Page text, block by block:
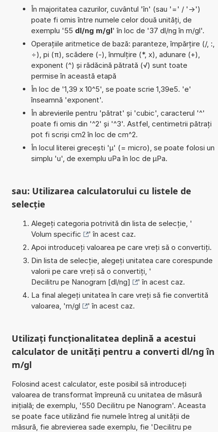
În majoritatea cazurilor, cuvântul 'în' (sau '=' / '->')
poate fi omis între numele celor două unități, de
exemplu '55 dl/ng m/gl' în loc de '37 dl/ng în m/gl'.
Operațiile aritmetice de bază: paranteze, împărțire (/, :,
÷), pi (π), scădere (-), înmulțire (*, x), adunare (+),
exponent (^) și rădăcină pătrată (√) sunt toate
permise în această etapă
În loc de '1,39 x 10^5', se poate scrie 1,39e5. 'e'
înseamnă 'exponent'.
În abrevierile pentru 'pătrat' și 'cubic', caracterul '^'
poate fi omis din '^2' și '^3'. Astfel, centimetrii pătrați
pot fi scriși cm2 în loc de cm^2.
În locul literei grecești 'µ' (= micro), se poate folosi un
simplu 'u', de exemplu uPa în loc de µPa.
sau: Utilizarea calculatorului cu listele de
selecție
Alegeți categoria potrivită din lista de selecție, '
Volum specific
' în acest caz.
Apoi introduceți valoarea pe care vreți să o convertiți.
Din lista de selecție, alegeți unitatea care corespunde
valorii pe care vreți să o convertiți, '
Decilitru pe Nanogram [dl/ng]
' în acest caz.
La final alegeți unitatea în care vreți să fie convertită
valoarea, 'm/gl ' în acest caz.
Utilizați funcționalitatea deplină a acestui
calculator de unități pentru a converti dl/ng în
m/gl
Folosind acest calculator, este posibil să introduceți
valoarea de transformat împreună cu unitatea de măsură
inițială; de exemplu, '550 Decilitru pe Nanogram'. Aceasta
se poate face utilizând fie numele întreg al unității de
măsură, fie abrevierea sade exemplu, fie 'Decilitru pe